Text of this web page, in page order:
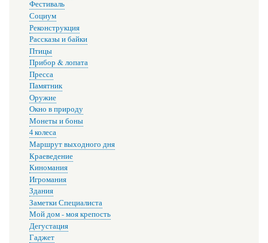
Фестиваль
Социум
Реконструкция
Рассказы и байки
Птицы
Прибор & лопата
Пресса
Памятник
Оружие
Окно в природу
Монеты и боны
4 колеса
Маршрут выходного дня
Краеведение
Киномания
Игромания
Здания
Заметки Специалиста
Мой дом - моя крепость
Дегустация
Гаджет